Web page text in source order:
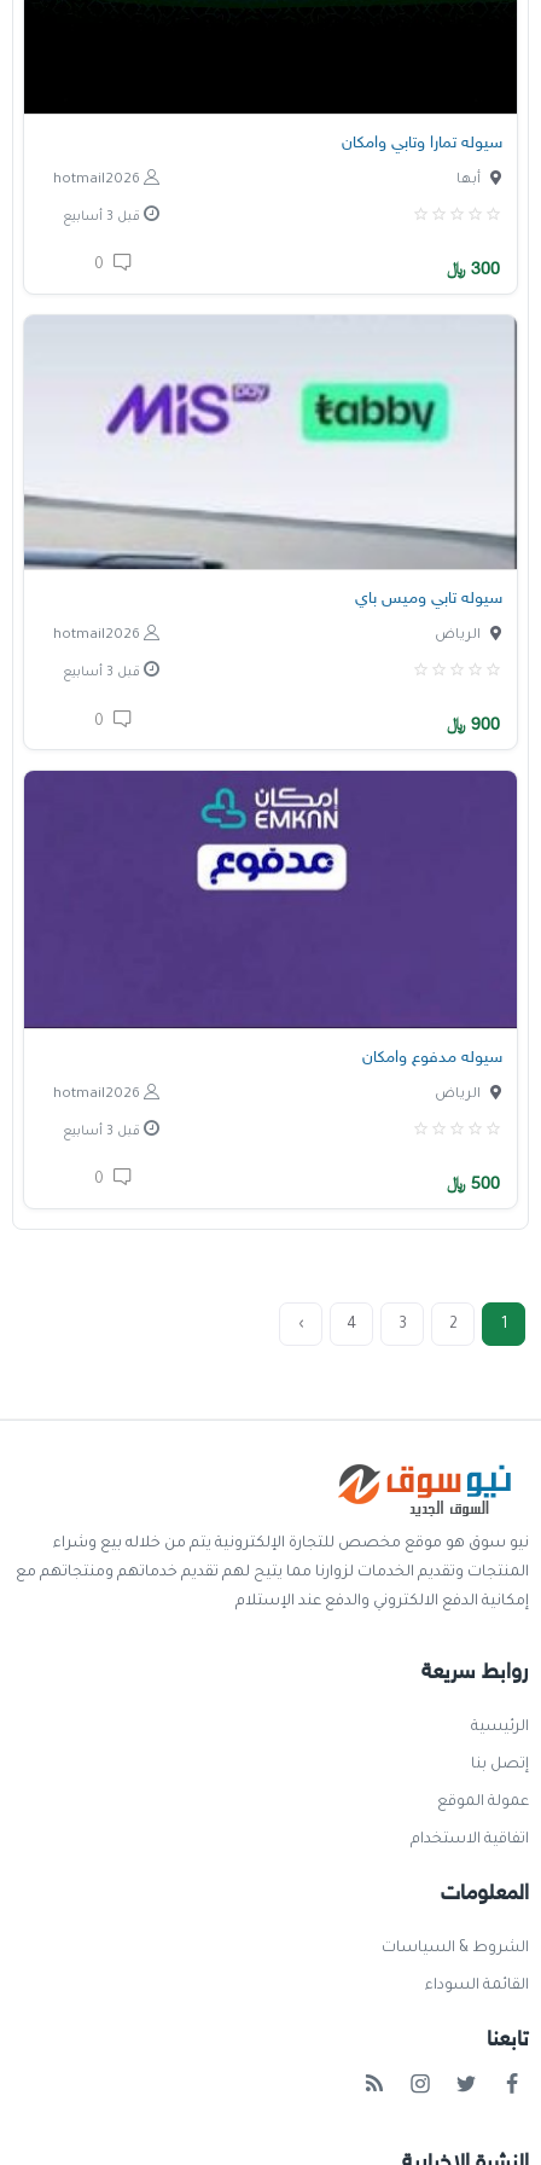
سيوله تمارا وتابي وامكان
hotmail2026 أبها
قبل 3 أسابيع
300 ﷼
سيوله تابي وميس باي
hotmail2026 الرياض
قبل 3 أسابيع
900 ﷼
سيوله مدفوع وامكان
hotmail2026 الرياض
قبل 3 أسابيع
500 ﷼
1
2
3
4
›
نيو سوق هو موقع مخصص للتجارة الإلكترونية يتم من خلاله بيع وشراء
المنتجات وتقديم الخدمات لزوارنا مما يتيح لهم تقديم خدماتهم ومنتجاتهم مع
إمكانية الدفع الالكتروني والدفع عند الإستلام
روابط سريعة
الرئيسية
إتصل بنا
عمولة الموقع
اتفاقية الاستخدام
المعلومات
الشروط & السياسات
القائمة السوداء
تابعنا